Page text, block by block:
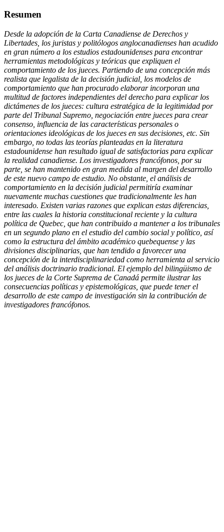
Resumen
Desde la adopción de la Carta Canadiense de Derechos y
Libertades, los juristas y politólogos anglocanadienses han acudido
en gran número a los estudios estadounidenses para encontrar
herramientas metodológicas y teóricas que expliquen el
comportamiento de los jueces. Partiendo de una concepción más
realista que legalista de la decisión judicial, los modelos de
comportamiento que han procurado elaborar incorporan una
multitud de factores independientes del derecho para explicar los
dictámenes de los jueces: cultura estratégica de la legitimidad por
parte del Tribunal Supremo, negociación entre jueces para crear
consenso, influencia de las características personales o
orientaciones ideológicas de los jueces en sus decisiones, etc. Sin
embargo, no todas las teorías planteadas en la literatura
estadounidense han resultado igual de satisfactorias para explicar
la realidad canadiense. Los investigadores francófonos, por su
parte, se han mantenido en gran medida al margen del desarrollo
de este nuevo campo de estudio. No obstante, el análisis de
comportamiento en la decisión judicial permitiría examinar
nuevamente muchas cuestiones que tradicionalmente les han
interesado. Existen varias razones que explican estas diferencias,
entre las cuales la historia constitucional reciente y la cultura
política de Quebec, que han contribuido a mantener a los tribunales
en un segundo plano en el estudio del cambio social y político, así
como la estructura del ámbito académico quebequense y las
divisiones disciplinarias, que han tendido a favorecer una
concepción de la interdisciplinariedad como herramienta al servicio
del análisis doctrinario tradicional. El ejemplo del bilingüismo de
los jueces de la Corte Suprema de Canadá permite ilustrar las
consecuencias políticas y epistemológicas, que puede tener el
desarrollo de este campo de investigación sin la contribución de
investigadores francófonos.